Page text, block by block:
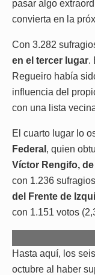
pasar algo
convierta en la
Con 3.282
en el tercer lugar.
Regueiro había
influencia del
con una lista
El cuarto lugar lo
Federal , quien
Víctor Rengifo,
con 1.236
del Frente de
con 1.151 votos
Hasta aquí, los
octubre al haber